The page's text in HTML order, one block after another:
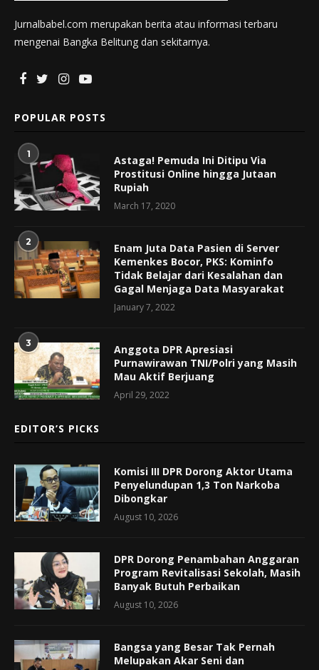
Jurnalbabel.com merupakan berita atau informasi terbaru
mengenai Bangka Belitung dan sekitarnya.
POPULAR POSTS
1
Astaga! Pemuda Ini Ditipu Via
Prostitusi Online hingga Jutaan
Rupiah
March 17, 2020
2
Enam Juta Data Pasien di Server
Kemenkes Bocor, PKS: Kominfo
Tidak Belajar dari Kesalahan dan
Gagal Menjaga Data Masyarakat
January 7, 2022
3
Anggota DPR Apresiasi
Purnawirawan TNI/Polri yang Masih
Mau Aktif Berjuang
April 29, 2022
EDITOR’S PICKS
Komisi III DPR Dorong Aktor Utama
Penyelundupan 1,3 Ton Narkoba
Dibongkar
August 10, 2026
DPR Dorong Penambahan Anggaran
Program Revitalisasi Sekolah, Masih
Banyak Butuh Perbaikan
August 10, 2026
Bangsa yang Besar Tak Pernah
Melupakan Akar Seni dan